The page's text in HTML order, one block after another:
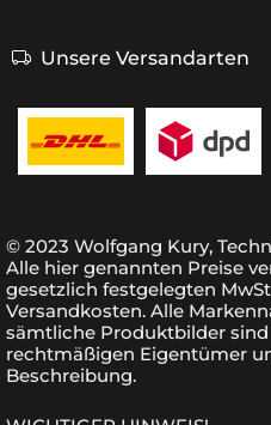
Unsere Versandarten
© 2023 Wolfgang Kury,
Alle hier genannten Preise
gesetzlich festgelegten
Versandkosten. Alle
sämtliche Produktbilder
rechtmäßigen Eigentümer
Beschreibung.